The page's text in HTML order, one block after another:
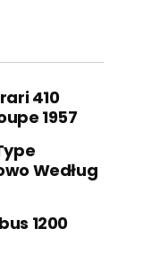
410
1957
Według
1200